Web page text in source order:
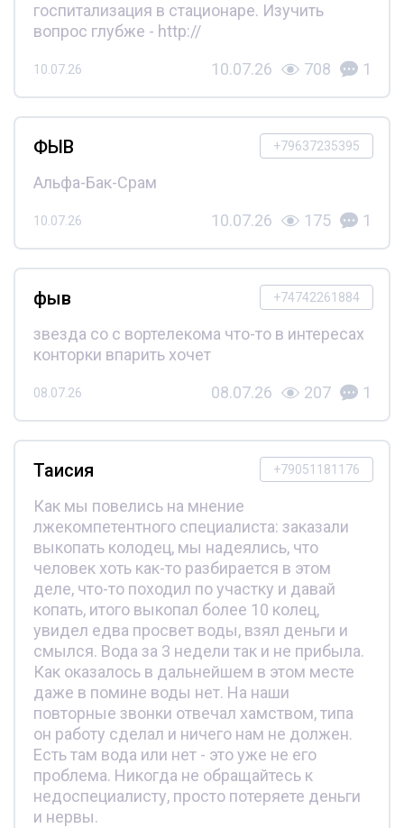
госпитализация в стационаре. Изучить
вопрос глубже - http://
10.07.26 10.07.26 708 1
+79637235395
ФЫВ
Альфа-Бак-Срам
10.07.26 10.07.26 175 1
+74742261884
фыв
звезда со с вортелекома что-то в интересах
конторки впарить хочет
08.07.26 08.07.26 207 1
+79051181176
Таисия
Как мы повелись на мнение
лжекомпетентного специалиста: заказали
выкопать колодец, мы надеялись, что
человек хоть как-то разбирается в этом
деле, что-то походил по участку и давай
копать, итого выкопал более 10 колец,
увидел едва просвет воды, взял деньги и
смылся. Вода за 3 недели так и не прибыла.
Как оказалось в дальнейшем в этом месте
даже в помине воды нет. На наши
повторные звонки отвечал хамством, типа
он работу сделал и ничего нам не должен.
Есть там вода или нет - это уже не его
проблема. Никогда не обращайтесь к
недоспециалисту, просто потеряете деньги
и нервы.